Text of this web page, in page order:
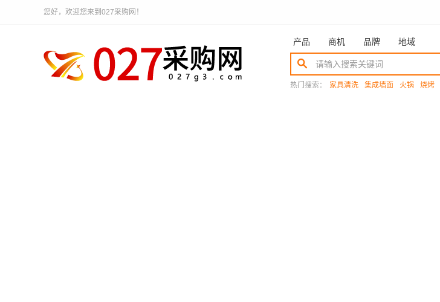
您好，欢迎您来到027采购网！
产品 商机 品牌 地域
热门搜索： 家具清洗 集成墙面 火锅 烧烤